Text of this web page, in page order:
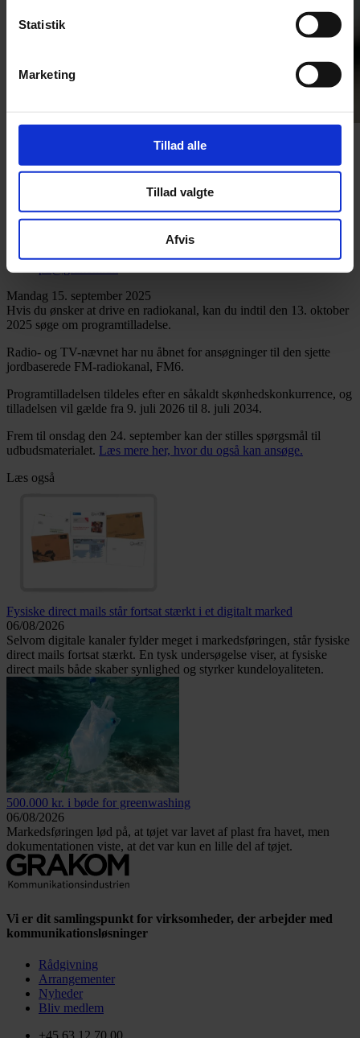
Statistik
Marketing
Tillad alle
Tillad valgte
Afvis
Mandag 15. september 2025
Hvis du ønsker at drive en radiokanal, kan du indtil den 13. oktober
2025 søge om programtilladelse.
Radio- og TV-nævnet har nu åbnet for ansøgninger til den sjette
jordbaserede FM-radiokanal, FM6.
Programtilladelsen tildeles efter en såkaldt skønhedskonkurrence, og
tilladelsen vil gælde fra 9. juli 2026 til 8. juli 2034.
Frem til onsdag den 24. september kan der stilles spørgsmål til
udbudsmaterialet. Læs mere her, hvor du også kan ansøge.
Læs også
Fysiske direct mails står fortsat stærkt i et digitalt marked
06/08/2026
Selvom digitale kanaler fylder meget i markedsføringen, står fysiske
direct mails fortsat stærkt. En tysk undersøgelse viser, at fysiske
direct mails både skaber synlighed og styrker kundeloyaliteten.
500.000 kr. i bøde for greenwashing
06/08/2026
Markedsføringen lød på, at tøjet var lavet af plast fra havet, men
dokumentationen viste, at det var kun en lille del af tøjet.
Vi er dit samlingspunkt for virksomheder, der arbejder med
kommunikationsløsninger
Rådgivning
Arrangementer
Nyheder
Bliv medlem